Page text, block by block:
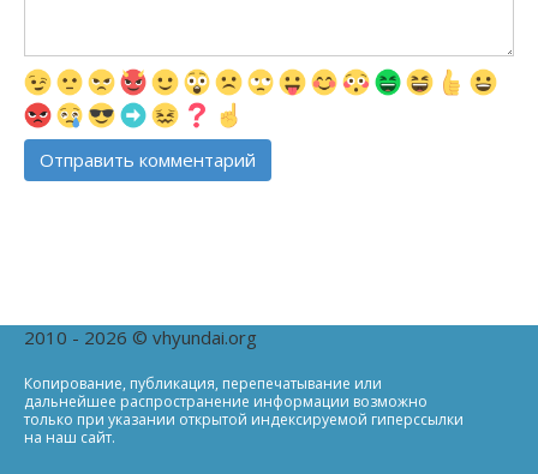
2010 - 2026 © vhyundai.org
Копирование, публикация, перепечатывание или
дальнейшее распространение информации возможно
только при указании открытой индексируемой гиперссылки
на наш сайт.